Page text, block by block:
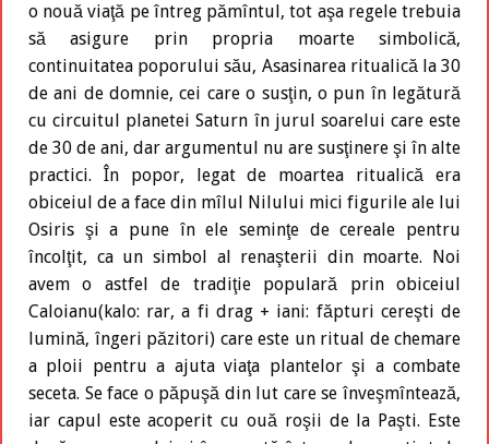
o nouă viaţă pe întreg pămîntul, tot aşa regele trebuia
să asigure prin propria moarte simbolică,
continuitatea poporului său, Asasinarea ritualică la 30
de ani de domnie, cei care o susţin, o pun în legătură
cu circuitul planetei Saturn în jurul soarelui care este
de 30 de ani, dar argumentul nu are susţinere şi în alte
practici. În popor, legat de moartea ritualică era
obiceiul de a face din mîlul Nilului mici figurile ale lui
Osiris şi a pune în ele seminţe de cereale pentru
încolţit, ca un simbol al renaşterii din moarte. Noi
avem o astfel de tradiţie populară prin obiceiul
Caloianu(kalo: rar, a fi drag + iani: făpturi cereşti de
lumină, îngeri păzitori) care este un ritual de chemare
a ploii pentru a ajuta viaţa plantelor şi a combate
seceta. Se face o păpuşă din lut care se înveşmîntează,
iar capul este acoperit cu ouă roşii de la Paşti. Este